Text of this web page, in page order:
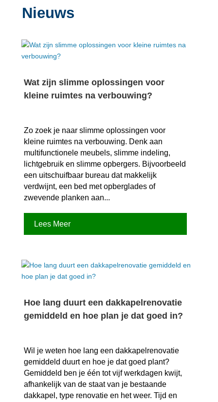
Nieuws
Wat zijn slimme oplossingen voor
kleine ruimtes na verbouwing?
Zo zoek je naar slimme oplossingen voor
kleine ruimtes na verbouwing.​ Denk aan
multifunctionele meubels, slimme indeling,
lichtgebruik en slimme opbergers.​ Bijvoorbeeld
een uitschuifbaar bureau dat makkelijk
verdwijnt, een bed met opberglades of
zwevende planken aan...
Lees Meer
Hoe lang duurt een dakkapelrenovatie
gemiddeld en hoe plan je dat goed in?
Wil je weten hoe lang een dakkapelrenovatie
gemiddeld duurt en hoe je dat goed plant?
Gemiddeld ben je één tot vijf werkdagen kwijt,
afhankelijk van de staat van je bestaande
dakkapel, type renovatie en het weer.​ Tijd en